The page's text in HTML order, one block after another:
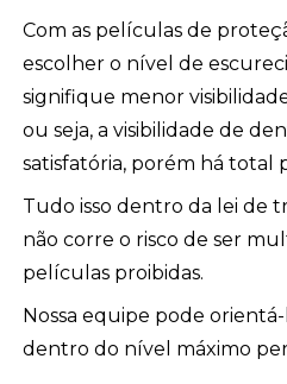
Com as películas de
escolher o nível de
signifique menor
ou seja, a visibilidade de
satisfatória, porém há total
Tudo isso dentro da lei de
não corre o risco de ser
películas proibidas.
Nossa equipe pode
dentro do nível máximo